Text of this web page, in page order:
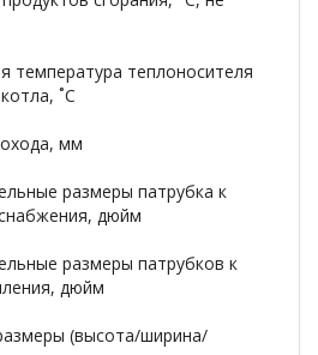
температура теплоносителя
˚С
мм
размеры патрубка к
дюйм
размеры патрубков к
дюйм
(высота/ширина/